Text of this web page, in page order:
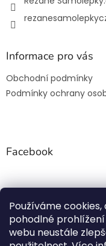
Používáme
pohodlné
webu neustále
Informace pro vás
Obchodní podmínky
Podmínky ochrany
Facebook